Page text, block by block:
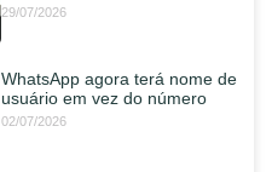
29/07/2026
WhatsApp agora terá nome de
usuário em vez do número
02/07/2026